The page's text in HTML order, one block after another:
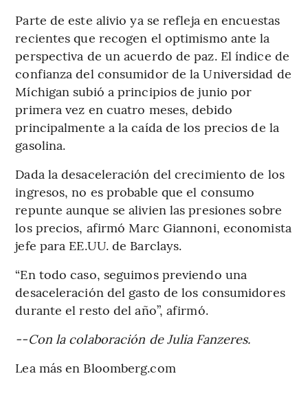
Parte de este alivio ya se refleja en encuestas
recientes que recogen el optimismo ante la
perspectiva de un acuerdo de paz. El índice de
confianza del consumidor de la Universidad de
Míchigan subió a principios de junio por
primera vez en cuatro meses, debido
principalmente a la caída de los precios de la
gasolina.
Dada la desaceleración del crecimiento de los
ingresos, no es probable que el consumo
repunte aunque se alivien las presiones sobre
los precios, afirmó Marc Giannoni, economista
jefe para EE.UU. de Barclays.
“En todo caso, seguimos previendo una
desaceleración del gasto de los consumidores
durante el resto del año”, afirmó.
--Con la colaboración de Julia Fanzeres.
Lea más en Bloomberg.com